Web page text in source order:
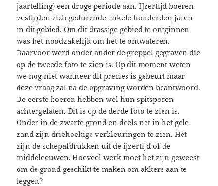
jaartelling) een droge periode aan. IJzertijd boeren
vestigden zich gedurende enkele honderden jaren
in dit gebied. Om dit drassige gebied te ontginnen
was het noodzakelijk om het te ontwateren.
Daarvoor werd onder ander de greppel gegraven die
op de tweede foto te zien is. Op dit moment weten
we nog niet wanneer dit precies is gebeurt maar
deze vraag zal na de opgraving worden beantwoord.
De eerste boeren hebben wel hun spitsporen
achtergelaten. Dit is op de derde foto te zien is.
Onder in de zwarte grond en deels net in het gele
zand zijn driehoekige verkleuringen te zien. Het
zijn de schepafdrukken uit de ijzertijd of de
middeleeuwen. Hoeveel werk moet het zijn geweest
om de grond geschikt te maken om akkers aan te
leggen?